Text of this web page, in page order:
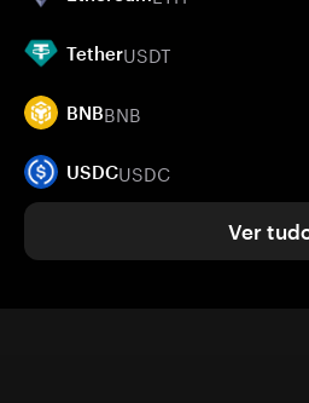
TetherUSDT
BNBBNB
USDCUSDC
Ver